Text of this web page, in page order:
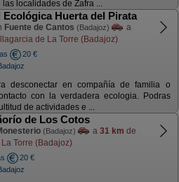
las localidades de Zafra ...
Ecológica Huerta del Pirata
Fuente de Cantos (Badajoz)
a
de La Torre (Badajoz)
20 €
desconectar en compañía de familia o
con la verdadera ecologia. Podras
de actividades e ...
de Los Cotos
(Badajoz) a 31 km de
Torre (Badajoz)
20 €